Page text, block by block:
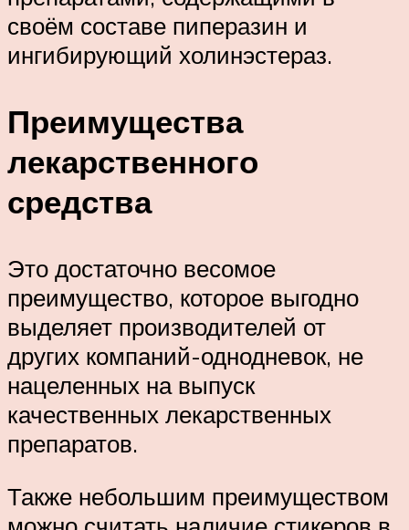
своём составе пиперазин и
ингибирующий холинэстераз.
Преимущества
лекарственного
средства
Это достаточно весомое
преимущество, которое выгодно
выделяет производителей от
других компаний-однодневок, не
нацеленных на выпуск
качественных лекарственных
препаратов.
Также небольшим преимуществом